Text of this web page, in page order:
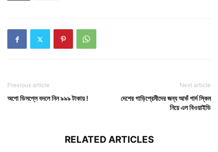
Previous article
অপো ডিসপ্লে বদলে নিন ৯৯৯ টাকায় !
Next article
দেশের গাড়িপ্রেমীদের জন্য আভঁ গার্দ স্কিম
নিয়ে এল বিওয়াইডি
RELATED ARTICLES